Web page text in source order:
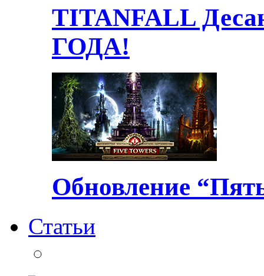
TITANFALL
ГОДА!
Обновление
Статьи